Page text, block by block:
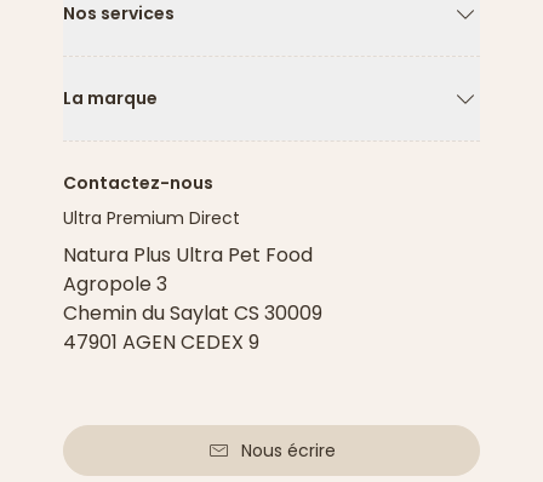
Nos services
La marque
Contactez-nous
Ultra Premium Direct
Natura Plus Ultra Pet Food
Agropole 3
Chemin du Saylat CS 30009
47901 AGEN CEDEX 9
Nous écrire